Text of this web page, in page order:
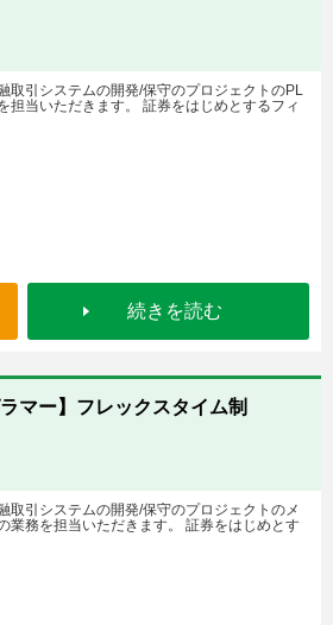
取引システムの開発/保守のプロジェクトのPL
担当いただきます。 証券をはじめとするフィ
続きを読む
マー】フレックスタイム制
取引システムの開発/保守のプロジェクトのメ
業務を担当いただきます。 証券をはじめとす